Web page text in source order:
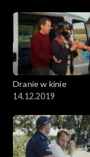
Dranie w kinie
14.12.2019